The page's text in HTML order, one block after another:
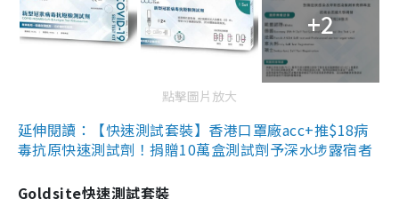
+2
點擊圖片放大
延伸閱讀：【快速測試套裝】香港口罩廠acc+推$18病
毒抗原快速測試劑！捐贈10萬盒測試劑予深水埗露宿者
Goldsite快速測試套裝